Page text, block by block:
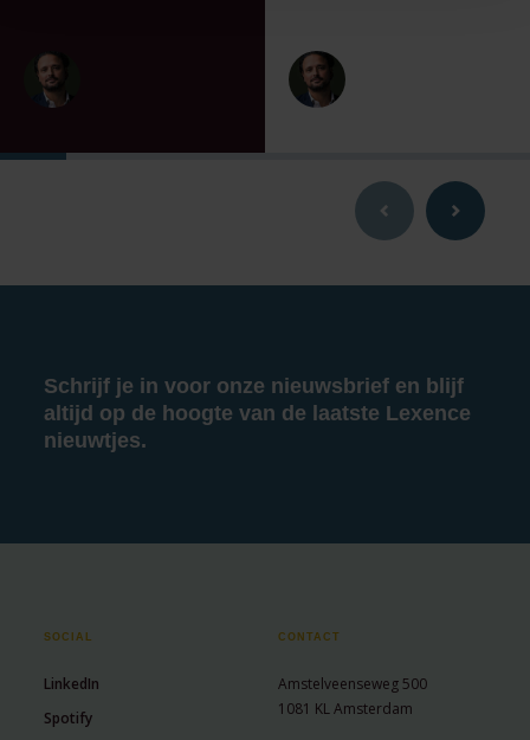
Schrijf je in voor onze nieuwsbrief en blijf
altijd op de hoogte van de laatste Lexence
nieuwtjes.
SOCIAL
LinkedIn
Spotify
CONTACT
Amstelveenseweg 500
1081 KL Amsterdam